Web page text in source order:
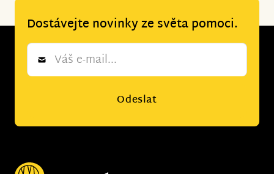
Dostávejte novinky ze světa pomoci.
Newsletter
Odeslat